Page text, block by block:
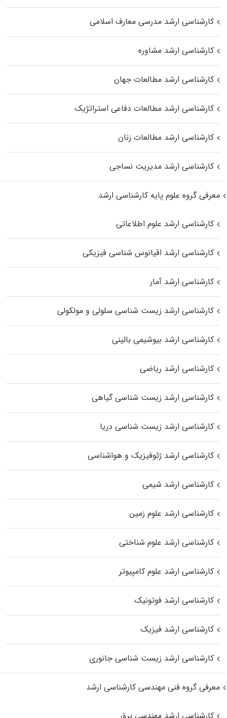
کارشناسی ارشد مدرسی معارف اسلامی
کارشناسی ارشد مشاوره
کارشناسی ارشد مطالعات جهان
کارشناسی ارشد مطالعات دفاعی استراتژیک
کارشناسی ارشد مطالعات زنان
کارشناسی ارشد مدیریت نساجی
معرفی گروه علوم پایه کارشناسی ارشد
کارشناسی ارشد علوم اطلاعاتی
کارشناسی ارشد اقیانوس‌ شناسی فیزیکی
کارشناسی ارشد آمار
کارشناسی ارشد زیست شناسی سلولی و مولکولی
کارشناسی ارشد بیوشیمی بالینی
کارشناسی ارشد ریاضی
کارشناسی ارشد زیست‌ شناسی گیاهی
کارشناسی ارشد زیست‌ شناسی دریا
کارشناسی ارشد ژئوفیزیک و هواشناسی
کارشناسی ارشد شیمی
کارشناسی ارشد علوم زمین
کارشناسی ارشد علوم شناختی
کارشناسی ارشد علوم کامپیوتر
کارشناسی ارشد فوتونیک
کارشناسی ارشد فیزیک
کارشناسی ارشد زیست‌ شناسی جانوری
معرفی گروه فنی مهندسی کارشناسی ارشد